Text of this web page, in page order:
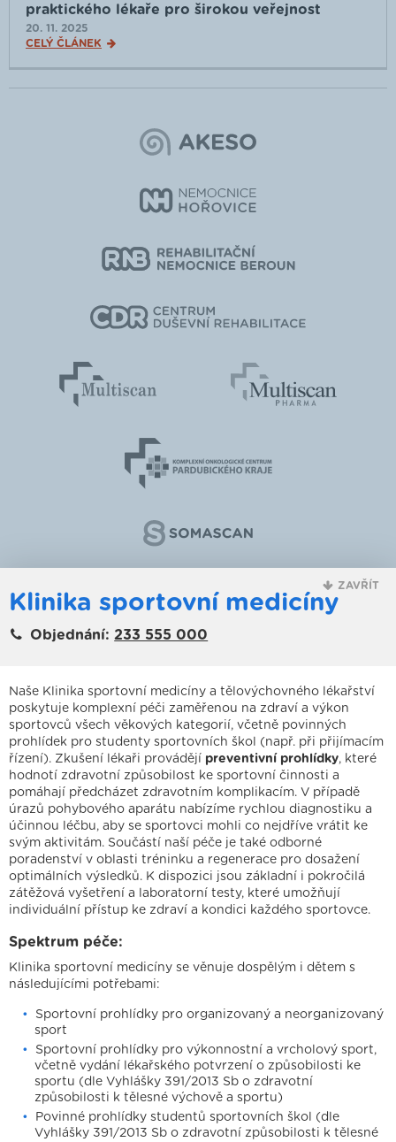
praktického lékaře pro širokou veřejnost
20. 11. 2025
CELÝ ČLÁNEK
Jsme držiteli
Právní prohlášení Cookies IT podpora
Instagram
YouTube
ZAVŘÍT
Klinika sportovní medicíny
Objednání:233 555 000
Naše Klinika sportovní medicíny a tělovýchovného lékařství
poskytuje komplexní péči zaměřenou na zdraví a výkon
sportovců všech věkových kategorií, včetně povinných
prohlídek pro studenty sportovních škol (např. při přijímacím
řízení). Zkušení lékaři provádějí preventivní prohlídky, které
hodnotí zdravotní způsobilost ke sportovní činnosti a
pomáhají předcházet zdravotním komplikacím. V případě
úrazů pohybového aparátu nabízíme rychlou diagnostiku a
účinnou léčbu, aby se sportovci mohli co nejdříve vrátit ke
svým aktivitám. Součástí naší péče je také odborné
poradenství v oblasti tréninku a regenerace pro dosažení
optimálních výsledků. K dispozici jsou základní i pokročilá
zátěžová vyšetření a laboratorní testy, které umožňují
individuální přístup ke zdraví a kondici každého sportovce.
Spektrum péče:
Klinika sportovní medicíny se věnuje dospělým i dětem s
následujícími potřebami:
Sportovní prohlídky pro organizovaný a neorganizovaný
sport
Sportovní prohlídky pro výkonnostní a vrcholový sport,
včetně vydání lékařského potvrzení o způsobilosti ke
sportu (dle Vyhlášky 391/2013 Sb o zdravotní
způsobilosti k tělesné výchově a sportu)
Povinné prohlídky studentů sportovních škol (dle
Vyhlášky 391/2013 Sb o zdravotní způsobilosti k tělesné